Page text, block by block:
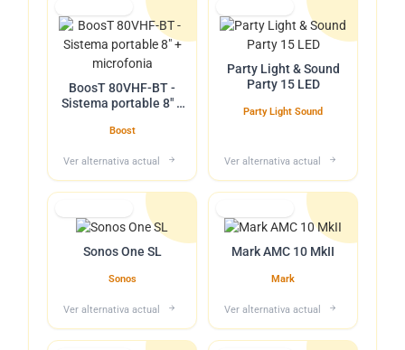
BoosT 80VHF-BT -
Sistema portable 8" +
Boost
Ver alternativa actual
Party Light & Sound
Party 15 LED
Party Light Sound
Ver alternativa actual
Sonos One SL
Sonos
Ver alternativa actual
Mark AMC 10 MkII
Mark
Ver alternativa actual